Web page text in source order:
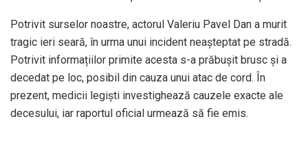
Potrivit surselor noastre, actorul Valeriu Pavel Dan a murit
tragic ieri seară, în urma unui incident neașteptat pe stradă.
Potrivit informațiilor primite acesta s-a prăbușit brusc și a
decedat pe loc, posibil din cauza unui atac de cord. În
prezent, medicii legiști investighează cauzele exacte ale
decesului, iar raportul oficial urmează să fie emis.